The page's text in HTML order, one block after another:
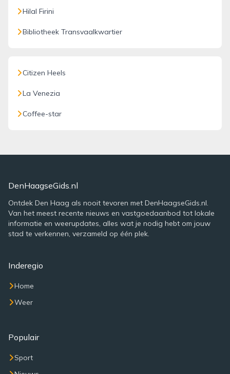
Hilal Firini
Bibliotheek Transvaalkwartier
Citizen Heels
La Venezia
Coffee-star
DenHaagseGids.nl
Ontdek Den Haag als nooit tevoren met DenHaagseGids.nl.
Van het meest recente nieuws en vastgoedaanbod tot lokale
informatie en weerupdates, alles wat je nodig hebt om jouw
stad te verkennen, verzameld op één plek.
Inderegio
Home
Weer
Populair
Sport